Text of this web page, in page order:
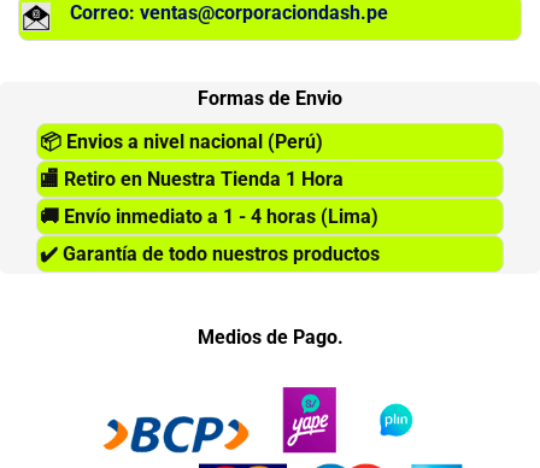
Correo: ventas@corporaciondash.pe
Formas de Envio
📦 Envios a nivel nacional (Perú)
🏬 Retiro en Nuestra Tienda 1 Hora
🚚 Envío inmediato a 1 - 4 horas (Lima)
✔️ Garantía de todo nuestros productos
Medios de Pago.